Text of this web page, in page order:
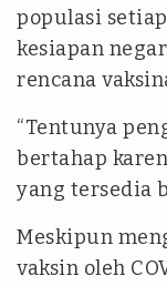
populasi
kesiapan
rencana
“Tentunya
bertahap
yang tersedia
Meskipun
vaksin oleh